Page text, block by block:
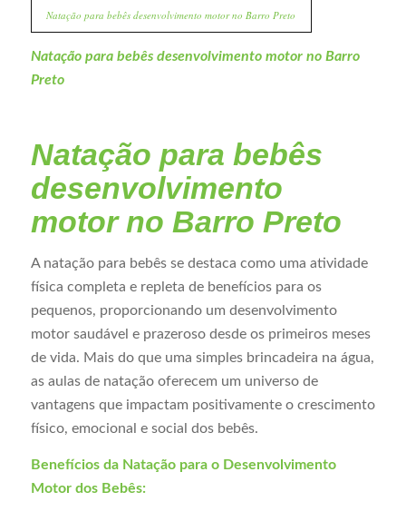
Natação para bebês desenvolvimento motor no Barro Preto
Natação para bebês desenvolvimento motor no Barro
Preto
Natação para bebês
desenvolvimento
motor no Barro Preto
A natação para bebês se destaca como uma atividade
física completa e repleta de benefícios para os
pequenos, proporcionando um desenvolvimento
motor saudável e prazeroso desde os primeiros meses
de vida. Mais do que uma simples brincadeira na água,
as aulas de natação oferecem um universo de
vantagens que impactam positivamente o crescimento
físico, emocional e social dos bebês.
Benefícios da Natação para o Desenvolvimento
Motor dos Bebês: